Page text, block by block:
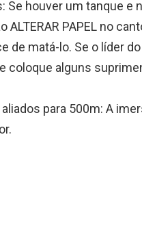
Se houver um tanque e
PAPEL no
de matá-lo. Se o líder
coloque alguns
para 500m: A